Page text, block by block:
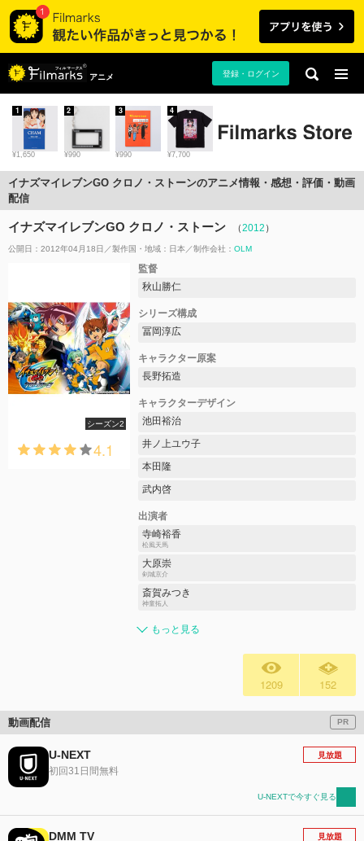
アニメ 登録・ログイン
¥1,650
1
¥990
2
¥990
3
¥7,700
4
イナズマイレブンGO クロノ・ストーンのアニメ情報・感想・評価・動画
配信
イナズマイレブンGO クロノ・ストーン （2012 ）
公開日：2012年04月18日 製作国・地域： 日本 制作会社： OLM
シーズン2
4.1
監督
秋山勝仁
シリーズ構成
冨岡淳広
キャラクター原案
長野拓造
キャラクターデザイン
池田裕治
井ノ上ユウ子
本田隆
武内啓
出演者
寺崎裕香
松風天馬
大原崇
剣城京介
斎賀みつき
神童拓人
もっと見る
1209 152
動画配信 PR
U-NEXT
初回31日間無料
見放題
U-NEXTで今すぐ見る
DMM TV 見放題